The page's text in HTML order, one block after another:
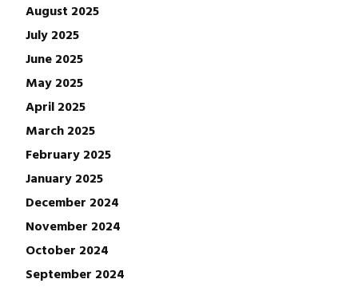
August 2025
July 2025
June 2025
May 2025
April 2025
March 2025
February 2025
January 2025
December 2024
November 2024
October 2024
September 2024